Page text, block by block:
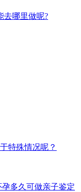
去哪里做呢?
特殊情况呢？
多久可做亲子鉴定